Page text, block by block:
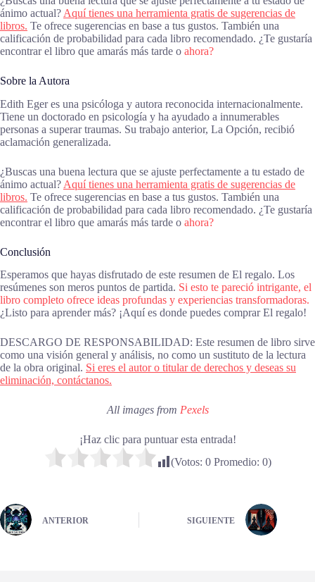
ánimo actual? Aquí tienes una herramienta gratis de sugerencias de
libros. Te ofrece sugerencias en base a tus gustos. También una
calificación de probabilidad para cada libro recomendado. ¿Te gustaría
encontrar el libro que amarás más tarde o ahora?
Sobre la Autora
Edith Eger es una psicóloga y autora reconocida internacionalmente.
Tiene un doctorado en psicología y ha ayudado a innumerables
personas a superar traumas. Su trabajo anterior, La Opción, recibió
aclamación generalizada.
¿Buscas una buena lectura que se ajuste perfectamente a tu estado de
ánimo actual? Aquí tienes una herramienta gratis de sugerencias de
libros. Te ofrece sugerencias en base a tus gustos. También una
calificación de probabilidad para cada libro recomendado. ¿Te gustaría
encontrar el libro que amarás más tarde o ahora?
Conclusión
Esperamos que hayas disfrutado de este resumen de El regalo. Los
resúmenes son meros puntos de partida. Si esto te pareció intrigante, el
libro completo ofrece ideas profundas y experiencias transformadoras.
¿Listo para aprender más? ¡Aquí es donde puedes comprar El regalo!
DESCARGO DE RESPONSABILIDAD: Este resumen de libro sirve
como una visión general y análisis, no como un sustituto de la lectura
de la obra original. Si eres el autor o titular de derechos y deseas su
eliminación, contáctanos.
All images from Pexels
¡Haz clic para puntuar esta entrada!
(Votos: 0Promedio: 0)
ANTERIOR SIGUIENTE